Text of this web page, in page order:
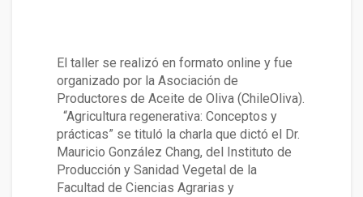
El taller se realizó en formato online y fue
organizado por la Asociación de
Productores de Aceite de Oliva (ChileOliva).
“Agricultura regenerativa: Conceptos y
prácticas” se tituló la charla que dictó el Dr.
Mauricio González Chang, del Instituto de
Producción y Sanidad Vegetal de la
Facultad de Ciencias Agrarias y